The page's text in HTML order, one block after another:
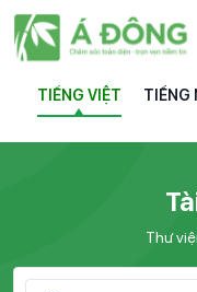
TIẾNG VIỆT TIẾNG
Thư